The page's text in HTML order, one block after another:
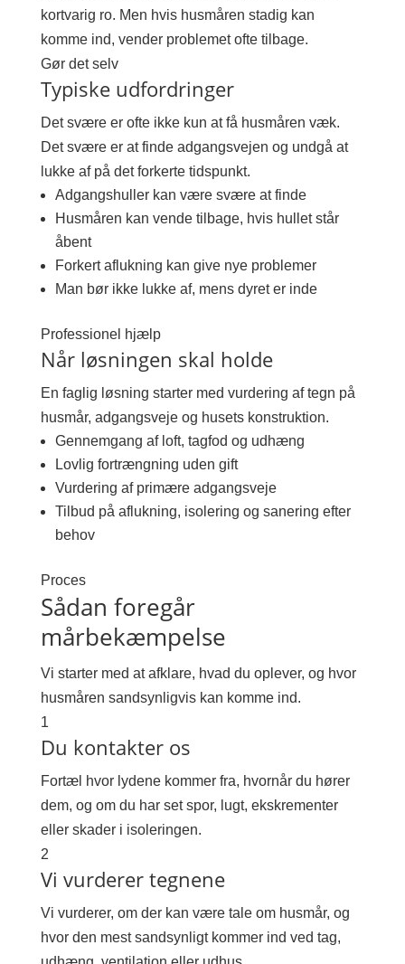
kortvarig ro. Men hvis husmåren stadig kan
komme ind, vender problemet ofte tilbage.
Gør det selv
Typiske udfordringer
Det svære er ofte ikke kun at få husmåren væk.
Det svære er at finde adgangsvejen og undgå at
lukke af på det forkerte tidspunkt.
Adgangshuller kan være svære at finde
Husmåren kan vende tilbage, hvis hullet står
åbent
Forkert aflukning kan give nye problemer
Man bør ikke lukke af, mens dyret er inde
Professionel hjælp
Når løsningen skal holde
En faglig løsning starter med vurdering af tegn på
husmår, adgangsveje og husets konstruktion.
Gennemgang af loft, tagfod og udhæng
Lovlig fortrængning uden gift
Vurdering af primære adgangsveje
Tilbud på aflukning, isolering og sanering efter
behov
Proces
Sådan foregår
mårbekæmpelse
Vi starter med at afklare, hvad du oplever, og hvor
husmåren sandsynligvis kan komme ind.
1
Du kontakter os
Fortæl hvor lydene kommer fra, hvornår du hører
dem, og om du har set spor, lugt, ekskrementer
eller skader i isoleringen.
2
Vi vurderer tegnene
Vi vurderer, om der kan være tale om husmår, og
hvor den mest sandsynligt kommer ind ved tag,